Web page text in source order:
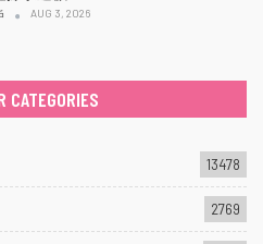
AUG 3, 2026
CATEGORIES
13478
2769